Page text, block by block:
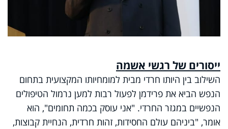
ייסורים של רגשי אשמה
השילוב בין היותו חרדי מבית למומחיותו המקצועית בתחום
הנפש הביא את פרידמן לפעול רבות למען נרמול הטיפולים
הנפשיים במגזר החרדי. "אני עוסק בכמה תחומים", הוא
אומר, "ביניהם עולם החסידות, זהות חרדית, הנחיית קבוצות,